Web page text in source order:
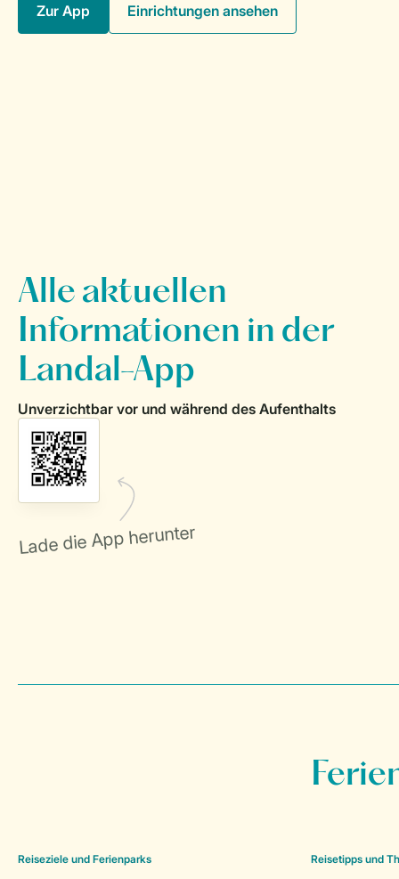
Zur App Einrichtungen ansehen
Reiseziele und Ferienparks Reisetipps und